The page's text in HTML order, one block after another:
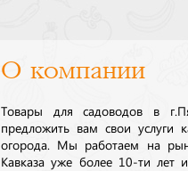
О компании
Товары для садоводов в
предложить вам свои услуги
огорода. Мы работаем на
Кавказа уже более 10-ти лет